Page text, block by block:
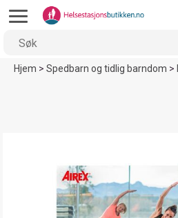
Hjem>Spedbarn og tidlig barndom>